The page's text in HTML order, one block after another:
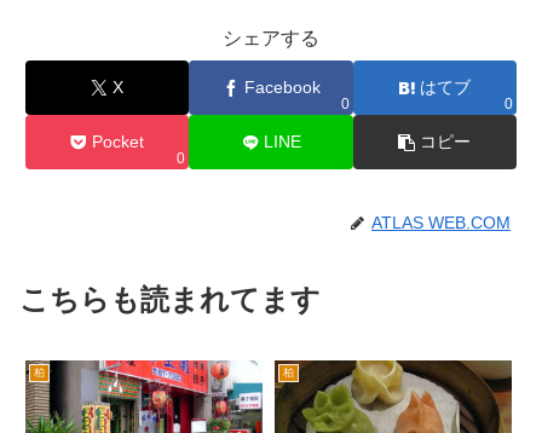
シェアする
X Facebook
0
はてブ
0
Pocket
0
LINE コピー
ATLAS WEB.COM
こちらも読まれてます
柏 柏